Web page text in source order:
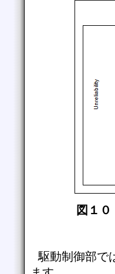
図１
駆動制御部で